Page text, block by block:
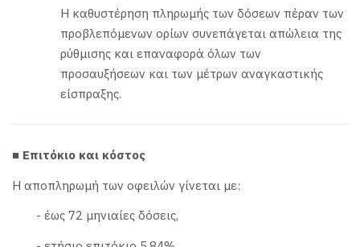
Η καθυστέρηση πληρωμής των δόσεων πέραν των
προβλεπόμενων ορίων συνεπάγεται απώλεια της
ρύθμισης και επαναφορά όλων των
προσαυξήσεων και των μέτρων αναγκαστικής
είσπραξης.
■ Επιτόκιο και κόστος
Η αποπληρωμή των οφειλών γίνεται με:
- έως 72 μηνιαίες δόσεις,